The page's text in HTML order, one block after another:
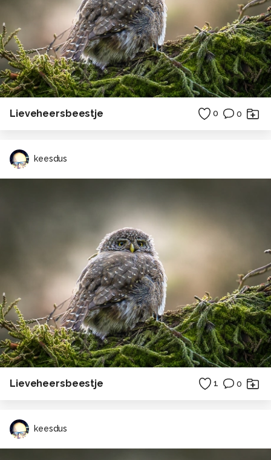
Lieveheersbeestje 0 0
keesdus
Lieveheersbeestje 1 0
keesdus